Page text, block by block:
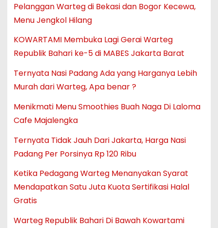
Pelanggan Warteg di Bekasi dan Bogor Kecewa,
Menu Jengkol Hilang
KOWARTAMI Membuka Lagi Gerai Warteg
Republik Bahari ke-5 di MABES Jakarta Barat
Ternyata Nasi Padang Ada yang Harganya Lebih
Murah dari Warteg, Apa benar ?
Menikmati Menu Smoothies Buah Naga Di Laloma
Cafe Majalengka
Ternyata Tidak Jauh Dari Jakarta, Harga Nasi
Padang Per Porsinya Rp 120 Ribu
Ketika Pedagang Warteg Menanyakan Syarat
Mendapatkan Satu Juta Kuota Sertifikasi Halal
Gratis
Warteg Republik Bahari Di Bawah Kowartami